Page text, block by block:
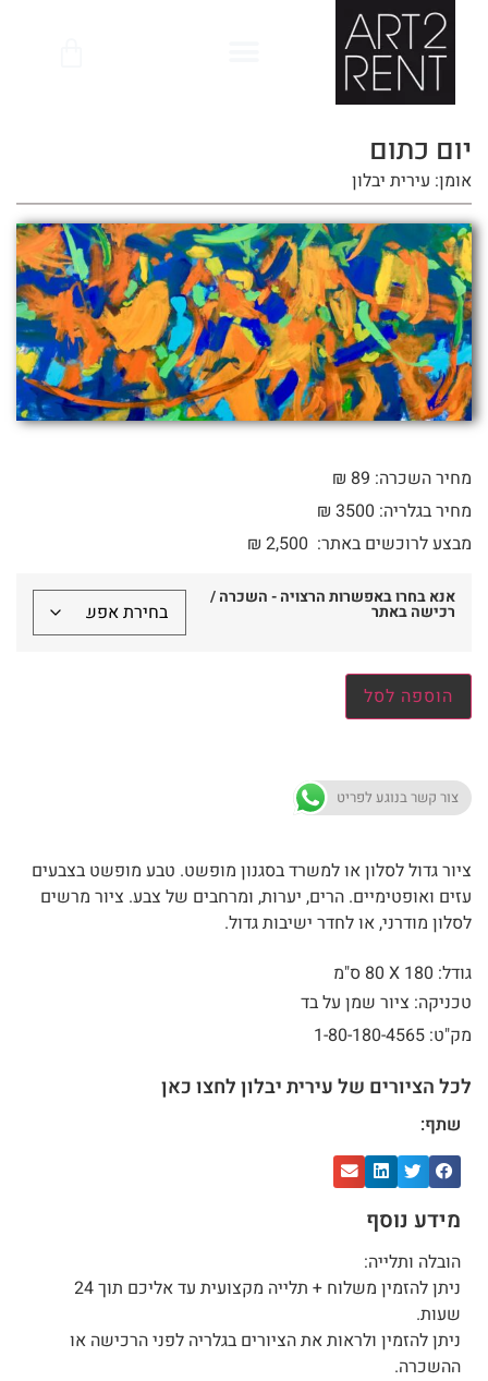
יום כתום
אומן: עירית יבלון
מחיר השכרה: 89 ₪
מחיר בגלריה: 3500 ₪
מבצע לרוכשים באתר:
₪ 2,500
אנא בחרו באפשרות הרצויה - השכרה /
רכישה באתר
הוספה לסל
צור קשר בנוגע לפריט
ציור גדול לסלון או למשרד בסגנון מופשט. טבע מופשט בצבעים
עזים ואופטימיים. הרים, יערות, ומרחבים של צבע. ציור מרשים
לסלון מודרני, או לחדר ישיבות גדול.
גודל: 180 X
80 ס"מ
טכניקה: ציור שמן על בד
מק"ט: 1-80-180-4565
לכל הציורים של עירית יבלון לחצו כאן
שתף:
מידע נוסף
הובלה ותלייה:
ניתן להזמין משלוח + תלייה מקצועית עד אליכם תוך 24
שעות.
ניתן להזמין ולראות את הציורים בגלריה לפני הרכישה או
ההשכרה.